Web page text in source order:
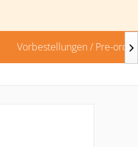
Vorbestellungen / Pre- 